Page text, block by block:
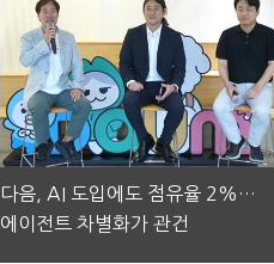
다음, AI 도입에도 점유율 2%…
에이전트 차별화가 관건